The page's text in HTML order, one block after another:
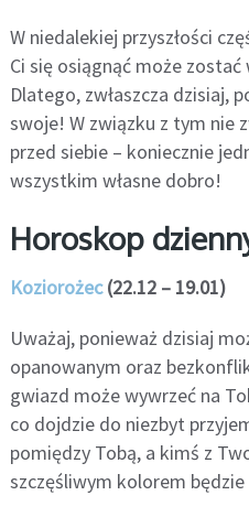
W niedalekiej przyszłości
Ci się osiągnąć może
Dlatego, zwłaszcza dzisiaj,
swoje! W związku z tym nie
przed siebie – koniecznie
wszystkim własne dobro!
Horoskop
Koziorożec(22.12 – 19.01)
Uważaj, ponieważ dzisiaj
opanowanym oraz
gwiazd może wywrzeć na
co dojdzie do niezbyt
pomiędzy Tobą, a kimś z
szczęśliwym kolorem